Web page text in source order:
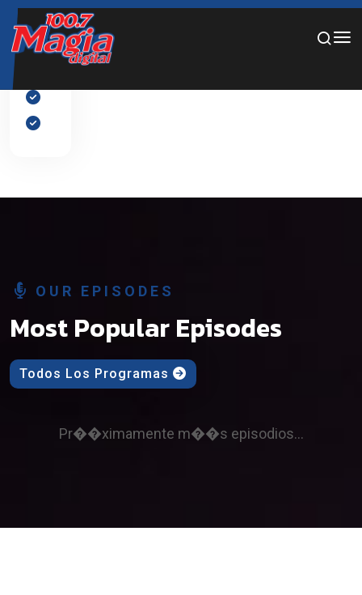
Por favor, añade diapositivas al slider desde el panel de
edición.
OUR EPISODES
Most Popular Episodes
Todos Los Programas
Pr��ximamente m��s episodios...